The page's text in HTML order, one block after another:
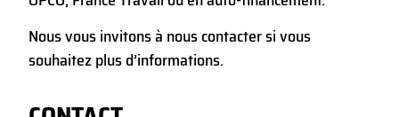
Nous vous invitons à nous contacter si vous
souhaitez plus d’informations.